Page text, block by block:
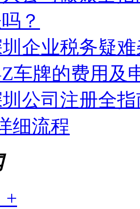
？
圳企业税务疑
车牌的费用及
圳公司注册全
细流程
+